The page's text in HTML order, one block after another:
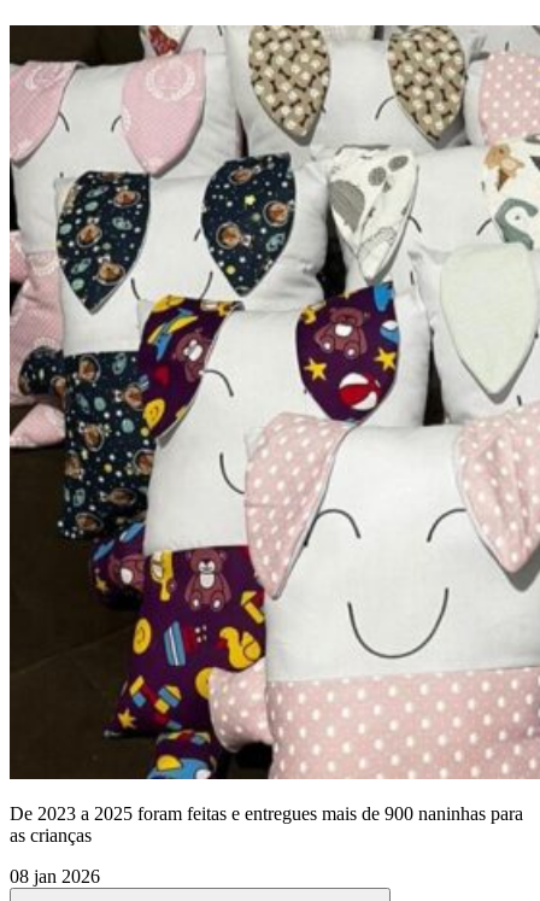
De 2023 a 2025 foram feitas e entregues mais de 900 naninhas para
as crianças
08 jan 2026